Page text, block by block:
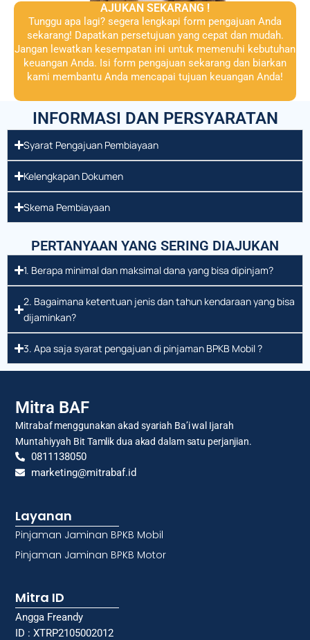
AJUKAN SEKARANG !
Tunggu apa lagi? segera lengkapi form pengajuan Anda
sekarang! Dapatkan persetujuan yang cepat dan mudah.
Jangan lewatkan kesempatan ini untuk memenuhi kebutuhan
keuangan Anda. Isi form pengajuan sekarang dan biarkan
kami membantu Anda mencapai tujuan keuangan Anda!
INFORMASI DAN PERSYARATAN
Syarat Pengajuan Pembiayaan
Kelengkapan Dokumen
Skema Pembiayaan
PERTANYAAN YANG SERING DIAJUKAN
1. Berapa minimal dan maksimal dana yang bisa dipinjam?
2. Bagaimana ketentuan jenis dan tahun kendaraan yang bisa
dijaminkan?
3. Apa saja syarat pengajuan di pinjaman BPKB Mobil ?
Mitra BAF
Mitrabaf menggunakan akad syariah Ba’i wal Ijarah
Muntahiyyah Bit Tamlik dua akad dalam satu perjanjian.
0811138050
marketing@mitrabaf.id
Layanan
Pinjaman Jaminan BPKB Mobil
Pinjaman Jaminan BPKB Motor
Mitra ID
Angga Freandy
ID : XTRP2105002012